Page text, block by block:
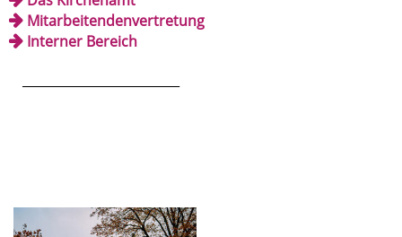
Mitarbeitendenvertretung
Interner Bereich